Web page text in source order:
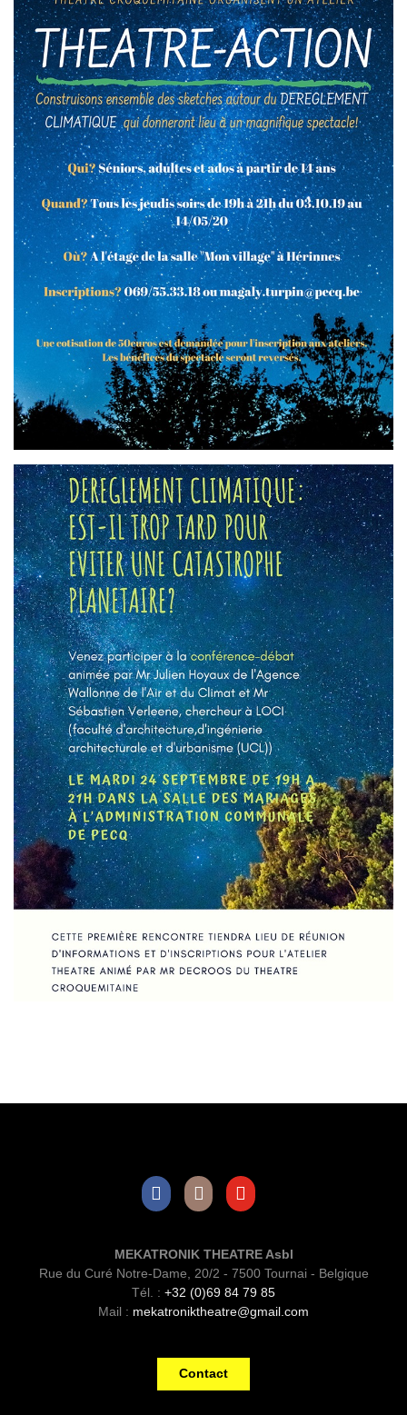
MEKATRONIK THEATRE Asbl
Rue du Curé Notre-Dame, 20/2 - 7500 Tournai - Belgique
Tél. : +32 (0)69 84 79 85
Mail : mekatroniktheatre@gmail.com
Contact